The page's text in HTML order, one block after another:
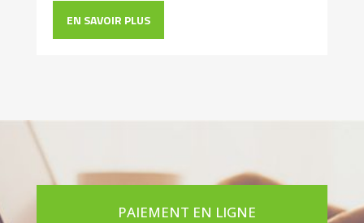
EN SAVOIR PLUS
PAIEMENT EN LIGNE